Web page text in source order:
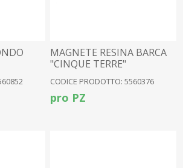
MAGNETE RESINA BARCA
"CINQUE TERRE"
CODICE PRODOTTO: 5560376
pro PZ